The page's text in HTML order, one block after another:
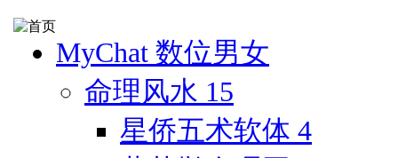
MyChat 数位男女
命理风水 15
星侨五术软体 4